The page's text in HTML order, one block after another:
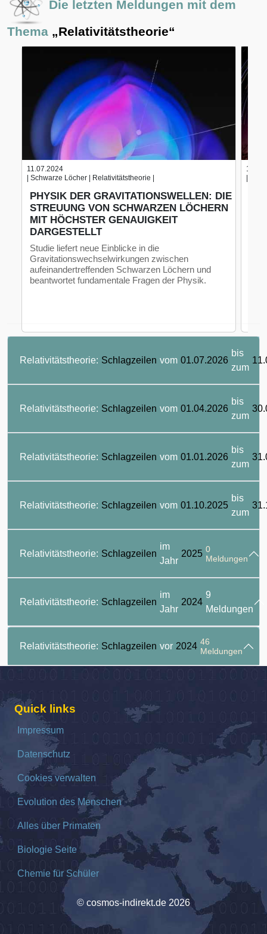
Die letzten Meldungen mit dem
Thema „Relativitätstheorie“
11.07.2024
| Schwarze Löcher | Relativitätstheorie |
PHYSIK DER GRAVITATIONSWELLEN: DIE
STREUUNG VON SCHWARZEN LÖCHERN
MIT HÖCHSTER GENAUIGKEIT
DARGESTELLT
Studie liefert neue Einblicke in die
Gravitationswechselwirkungen zwischen
aufeinandertreffenden Schwarzen Löchern und
beantwortet fundamentale Fragen der Physik.
Relativitätstheorie: Schlagzeilen vom 01.07.2026
bis
zum
Relativitätstheorie: Schlagzeilen vom 01.04.2026
bis
zum
Relativitätstheorie: Schlagzeilen vom 01.01.2026
bis
zum
Relativitätstheorie: Schlagzeilen vom 01.10.2025
bis
zum
Relativitätstheorie: Schlagzeilen
im
Jahr
2025 0
Meldungen
Relativitätstheorie: Schlagzeilen
im
Jahr
2024
9
Meldungen
Relativitätstheorie: Schlagzeilen vor 2024 46
Meldungen
Quick links
Impressum
Datenschutz
Cookies verwalten
Evolution des Menschen
Alles über Primaten
Biologie Seite
Chemie für Schüler
© cosmos-indirekt.de 2026